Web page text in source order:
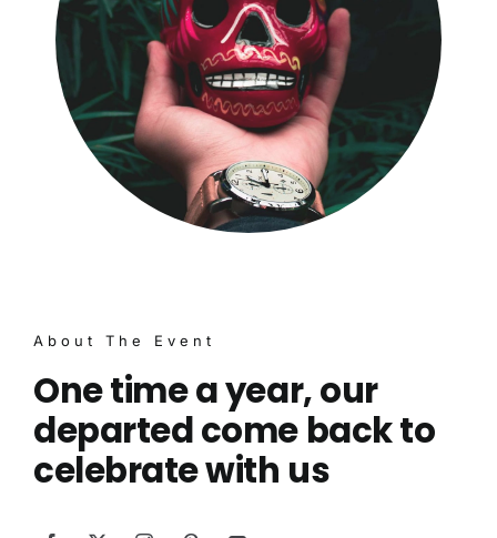
About The Event
One time a year, our
departed come back to
celebrate with us